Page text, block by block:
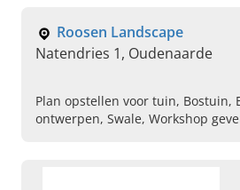
Roosen Landscape
Natendries 1, Oudenaarde
Plan opstellen voor tuin, Bostuin,
ontwerpen, Swale, Workshop